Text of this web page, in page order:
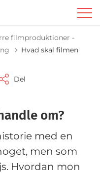
filmproduktioner -
Hvad skal filmen
Del
om?
med en
men som
Hvordan mon